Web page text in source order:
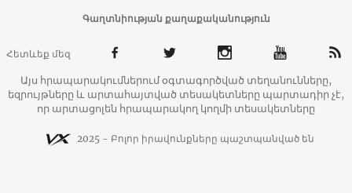
Գաղտնիության քաղաքականություն
Հետևեք մեզ
Այս հրապարակումներում օգտագործված տեղանունները,
եզրույթները և արտահայտված տեսակետները պարտադիր չէ,
որ արտացոլեն հրապարակող կողմի տեսակետները
2025 - Բոլոր իրավունքները պաշտպանված են